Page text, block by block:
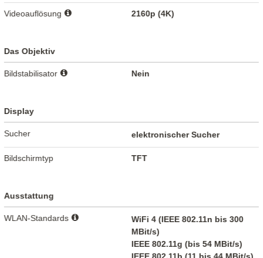
Videoauflösung 2160p (4K)
Das Objektiv
Bildstabilisator Nein
Display
Sucher elektronischer Sucher
Bildschirmtyp TFT
Ausstattung
WLAN-Standards
WiFi 4 (IEEE 802.11n bis 300
MBit/s)
IEEE 802.11g (bis 54 MBit/s)